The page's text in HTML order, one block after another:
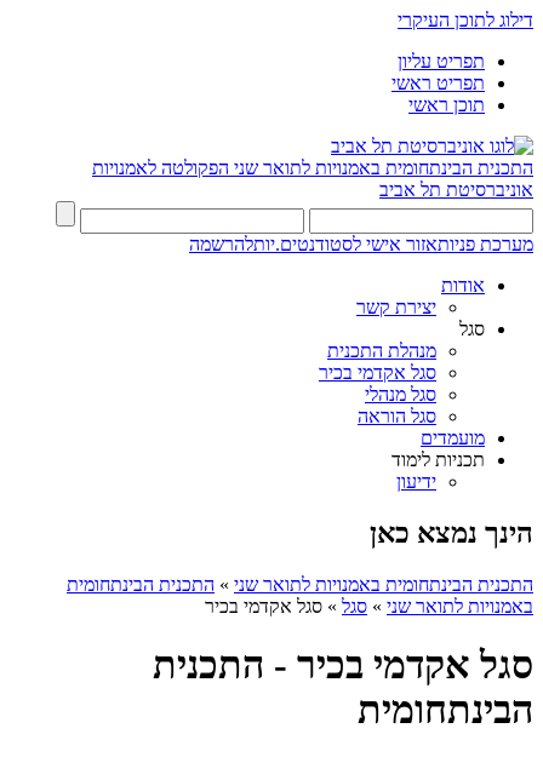
דילוג לתוכן העיקרי
תפריט עליון
תפריט ראשי
תוכן ראשי
התכנית הבינתחומית באמנויות לתואר שני הפקולטה לאמנויות
אוניברסיטת תל אביב
מערכת פניותאזור אישי לסטודנטים.יותלהרשמה
אודות
יצירת קשר
סגל
מנהלת התכנית
סגל אקדמי בכיר
סגל מנהלי
סגל הוראה
מועמדים
תכניות לימוד
ידיעון
הינך נמצא כאן
התכנית הבינתחומית באמנויות לתואר שני » התכנית הבינתחומית
באמנויות לתואר שני » סגל » סגל אקדמי בכיר
סגל אקדמי בכיר - התכנית
הבינתחומית